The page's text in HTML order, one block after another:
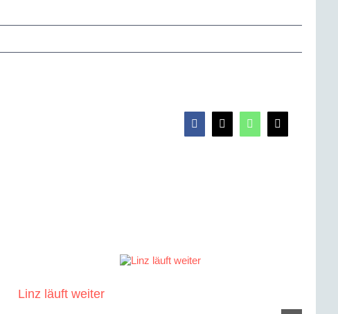
Facebook
X WhatsApp
E-
Mail
Linz läuft weiter